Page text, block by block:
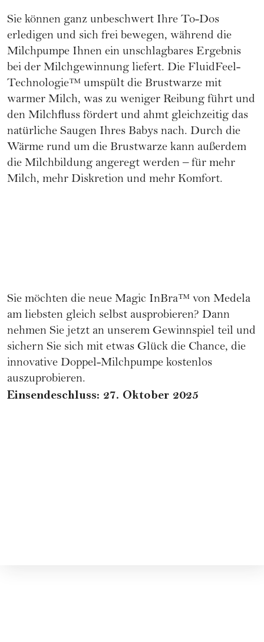
Sie können ganz unbeschwert Ihre To-Dos
erledigen und sich frei bewegen, während die
Milchpumpe Ihnen ein unschlagbares Ergebnis
bei der Milchgewinnung liefert. Die FluidFeel-
Technologie™ umspült die Brustwarze mit
warmer Milch, was zu weniger Reibung führt und
den Milchfluss fördert und ahmt gleichzeitig das
natürliche Saugen Ihres Babys nach. Durch die
Wärme rund um die Brustwarze kann außerdem
die Milchbildung angeregt werden – für mehr
Milch, mehr Diskretion und mehr Komfort.
Sie möchten die neue Magic InBra™ von Medela
am liebsten gleich selbst ausprobieren? Dann
nehmen Sie jetzt an unserem Gewinnspiel teil und
sichern Sie sich mit etwas Glück die Chance, die
innovative Doppel-Milchpumpe kostenlos
auszuprobieren.
Einsendeschluss: 27. Oktober 2025